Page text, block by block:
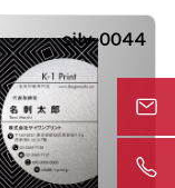
silv-0044